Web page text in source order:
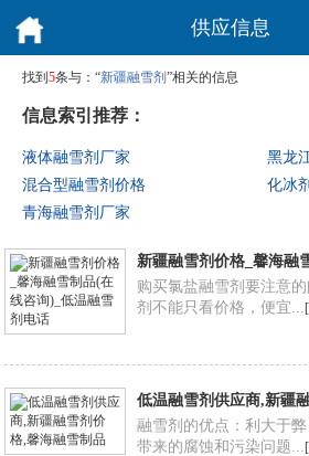
供应信息
找到 5条与：“新疆融雪剂 ”相关的信息
信息索引推荐：
液体融雪剂厂家
黑龙
混合型融雪剂价格
化冰
青海融雪剂厂家
新疆融雪剂价格_馨海融
温融雪剂电话
购买氯盐融雪剂要注意
剂不能只看价格，便宜...
低温融雪剂供应商,新疆
制品
融雪剂的优点：利大于
带来的腐蚀和污染问题...